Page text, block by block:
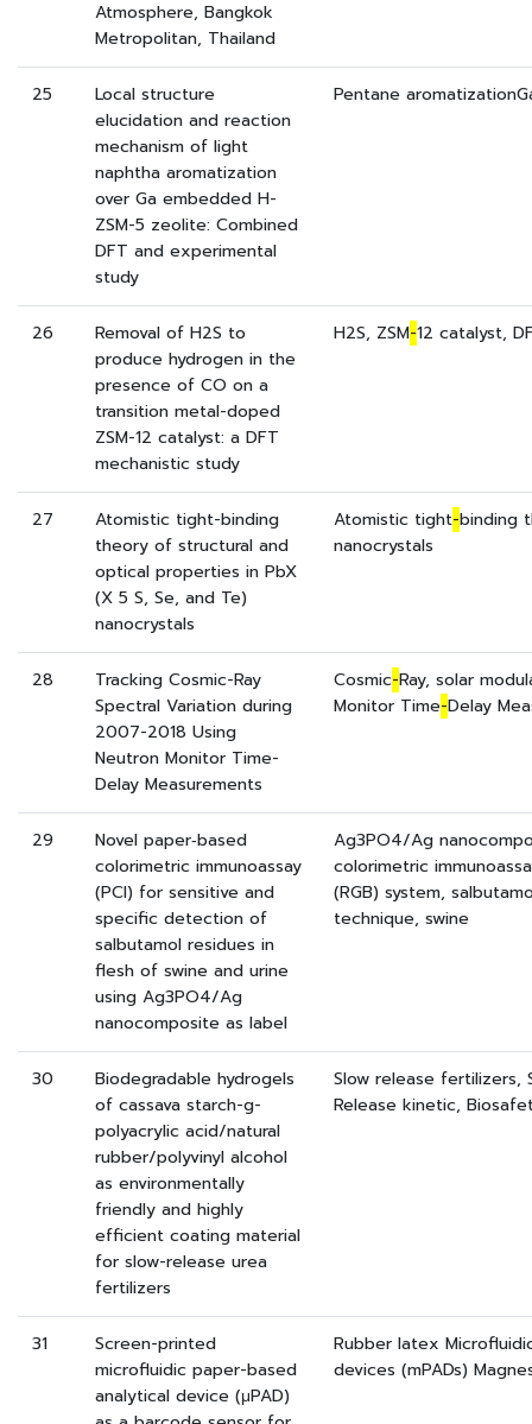
Atmosphere, Bangkok
Metropolitan, Thailand
25
Local structure
elucidation and reaction
mechanism of light
naphtha aromatization
over Ga embedded H-
ZSM-5 zeolite: Combined
DFT and experimental
study
Pentane
26
Removal of H2S to
produce hydrogen in the
presence of CO on a
transition metal-doped
ZSM-12 catalyst: a DFT
mechanistic study
H2S, ZSM-12 catalyst,
27
Atomistic tight-binding
theory of structural and
optical properties in PbX
(X 5 S, Se, and Te)
nanocrystals
Atomistic tight-binding
nanocrystals
28
Tracking Cosmic-Ray
Spectral Variation during
2007-2018 Using
Neutron Monitor Time-
Delay Measurements
Cosmic-Ray, solar
Monitor Time-Delay
29
Novel paper‐based
colorimetric immunoassay
(PCI) for sensitive and
specific detection of
salbutamol residues in
flesh of swine and urine
using Ag3PO4/Ag
nanocomposite as label
Ag3PO4/Ag
colorimetric
(RGB) system,
technique, swine
30
Biodegradable hydrogels
of cassava starch-g-
polyacrylic acid/natural
rubber/polyvinyl alcohol
as environmentally
friendly and highly
efficient coating material
for slow-release urea
fertilizers
Slow release fertilizers,
Release kinetic,
31
Screen-printed
microfluidic paper-based
analytical device (μPAD)
Rubber latex
devices (mPADs)